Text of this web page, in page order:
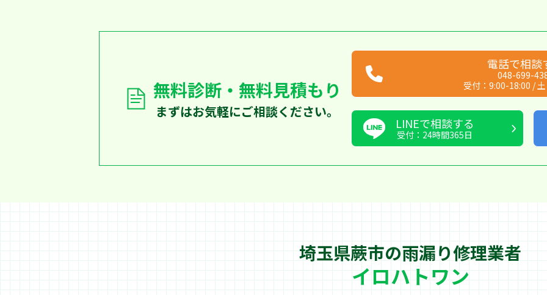
無料診断・無料見積もり
まずはお気軽にご相談ください。
電話で相談
048-699-
受付： 9:00-18:00 /
LINEで相談する
受付：24時間365日
埼玉県蕨市の雨漏り修理業者
イロハトワン